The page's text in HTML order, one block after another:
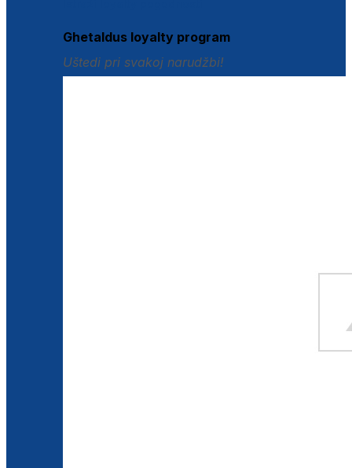
Ghetaldus loyalty program
Uštedi pri svakoj narudžbi!